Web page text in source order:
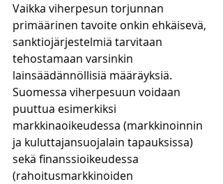
Vaikka viherpesun torjunnan
primäärinen tavoite onkin ehkäisevä,
sanktiojärjestelmiä tarvitaan
tehostamaan varsinkin
lainsäädännöllisiä määräyksiä.
Suomessa viherpesuun voidaan
puuttua esimerkiksi
markkinaoikeudessa (markkinoinnin
ja kuluttajansuojalain tapauksissa)
sekä finanssioikeudessa
(rahoitusmarkkinoiden